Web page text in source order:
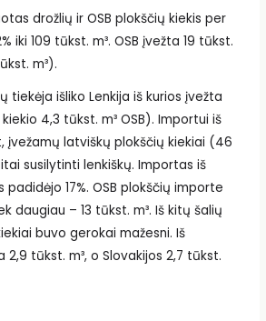
drožlių ir OSB plokščių kiekis per
iki 109 tūkst. m³. OSB įvežta 19 tūkst.
m³).
tiekėja išliko Lenkija iš kurios įvežta
4,3 tūkst. m³ OSB). Importui iš
įvežamų latviškų plokščių kiekiai (46
susilytinti lenkiškų. Importas iš
17%. OSB plokščių importe
daugiau – 13 tūkst. m³. Iš kitų šalių
buvo gerokai mažesni. Iš
2,9 tūkst. m³, o Slovakijos 2,7 tūkst.